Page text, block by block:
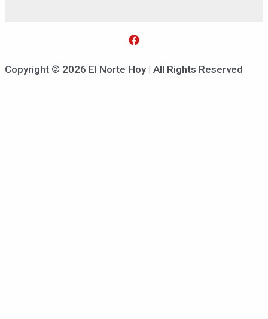
Copyright © 2026 El Norte Hoy | All Rights Reserved